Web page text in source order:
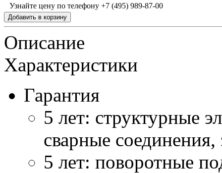
Узнайте цену по телефону +7 (495) 989-87-00
Описание
Характеристики
Гарантия
5 лет: структурные
сварные
5 лет: поворотные